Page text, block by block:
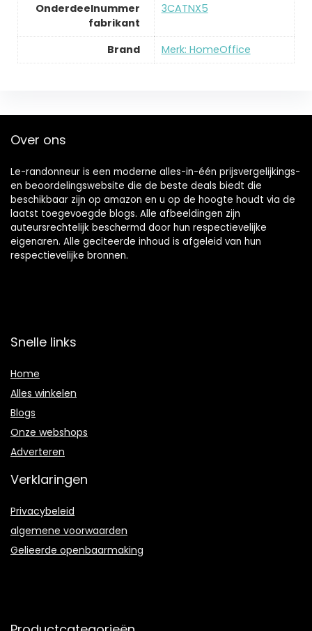
Onderdeelnummer
fabrikant
‎3CATNX5
Brand Merk: HomeOffice
Over ons
Le-randonneur is een moderne alles-in-één prijsvergelijkings-
en beoordelingswebsite die de beste deals biedt die
beschikbaar zijn op amazon en u op de hoogte houdt via de
laatst toegevoegde blogs. Alle afbeeldingen zijn
auteursrechtelijk beschermd door hun respectievelijke
eigenaren. Alle geciteerde inhoud is afgeleid van hun
respectievelijke bronnen.
Snelle links
Home
Alles winkelen
Blogs
Onze webshops
Adverteren
Verklaringen
Privacybeleid
algemene voorwaarden
Gelieerde openbaarmaking